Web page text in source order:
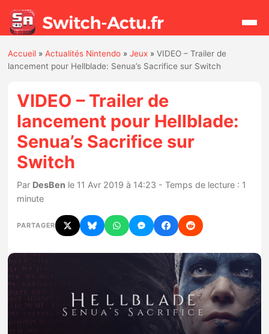
Rechercher
Actualités
Jeux
Hardware
Mises à jour
Chiffres de ventes
Nintendo Direct
Accueil »Actualités Nintendo »Jeux »VIDEO – Trailer de
lancement pour Hellblade: Senua’s Sacrifice sur Switch
VIDEO – Trailer de
lancement pour Hellblade:
Senua’s Sacrifice sur
Switch
Par DesBen le 11 Avr 2019 à 14:23 - Temps de lecture : 1
minute
PARTAGER